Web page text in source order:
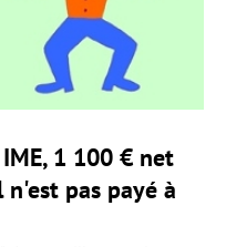
1 100 € net
pas payé à